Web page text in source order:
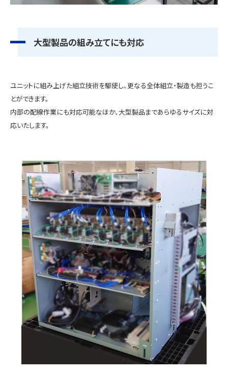
大型製品の組み立てにも対応
ユニットに組み上げた組立技術を駆使し、更なる全体組立・製造も担うこ
とができます。
内部の配線作業にも対応可能なほか、大型製品まであらゆるサイズに対
応いたします。